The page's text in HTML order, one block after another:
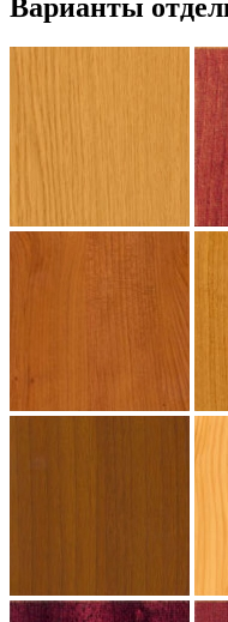
Варианты